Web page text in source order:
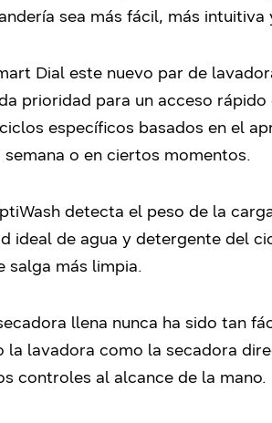
sea más fácil, más intuitiva
Dial este nuevo par de
prioridad para un acceso
específicos basados en el
o en ciertos momentos.
detecta el peso de la
ideal de agua y detergente del
salga más limpia.
llena nunca ha sido tan
lavadora como la secadora
controles al alcance de la mano.